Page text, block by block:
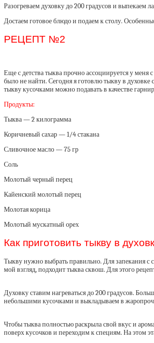
Разогреваем духовку до 200 градусов и выпекаем
Достаем готовое блюдо и подаем к столу.
РЕЦЕПТ №2
Еще с детства тыква прочно ассоциируется у
было не найти. Сегодня я готовлю тыкву в
тыкву кусочками можно подавать в качестве
Продукты:
Тыква — 2 килограмма
Коричневый сахар — 1/4 стакана
Сливочное масло — 75 гр
Соль
Молотый черный перец
Кайенский молотый перец
Молотая корица
Молотый мускатный орех
Как приготовить тыкву в
Тыкву нужно выбрать правильно. Для запекания с
мой взгляд, подходит тыква сквош. Для этого
Духовку ставим нагреваться до 200 градусов.
небольшими кусочками и выкладываем в
Чтобы тыква полностью раскрыла свой вкус и
поверх кусочков и переходим к специям. На этом